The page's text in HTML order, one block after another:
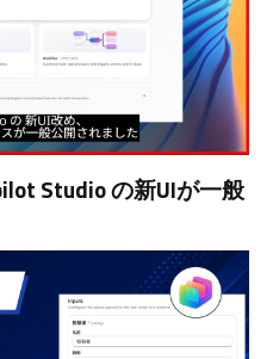
Studio の新UIが一般